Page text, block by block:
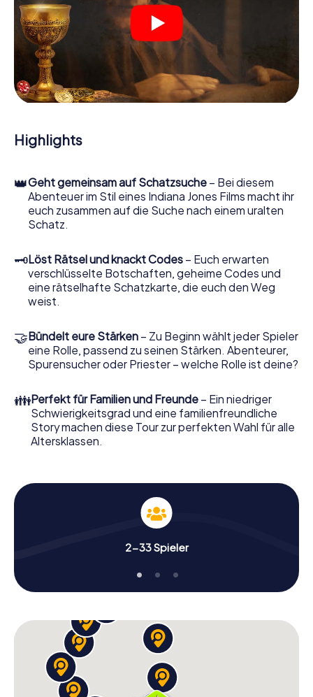
Sind die Rollen verteilt, kann die Krimi-Schatzsuche durch
Emmeloord losgehen: An den unterschiedlichsten Orten
in der Stadt knacken Sie verschlüsselte Codes, lösen
knifflige Logikaufgaben und fahnden nach Spuren und
Hinweisstücken. Ihr Smartphone ist dabei Ihr wichtigstes
Ermittlerwerkzeug: Unsere eigens entwickelte App lässt
Sie Kontaktpersonen befragen und rätselhafte
sammeln und navigiert Sie sicher durch Emmeloord.
und schon bald werden Sie feststellen, dass der kostbare
Schatz nur noch wenige Schritte entfernt ist.
Highlights
👑Geht gemeinsam auf Schatzsuche – Bei diesem
Abenteuer im Stil eines Indiana Jones Films macht ihr
euch zusammen auf die Suche nach einem uralten
Schatz.
🗝Löst Rätsel und knackt Codes – Euch erwarten
verschlüsselte Botschaften, geheime Codes und
eine rätselhafte Schatzkarte, die euch den Weg
weist.
🤝Bündelt eure Stärken – Zu Beginn wählt jeder Spieler
eine Rolle, passend zu seinen Stärken. Abenteurer,
Spurensucher oder Priester – welche Rolle ist deine?
👪Perfekt für Familien und Freunde – Ein niedriger
Schwierigkeitsgrad und eine familienfreundliche
Story machen diese Tour zur perfekten Wahl für alle
Altersklassen.
2-33 Spieler